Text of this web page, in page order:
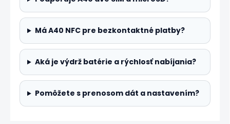
Má A40 NFC pre bezkontaktné platby?
Aká je výdrž batérie a rýchlosť nabíjania?
Pomôžete s prenosom dát a nastavením?